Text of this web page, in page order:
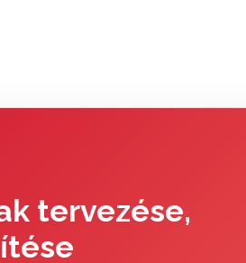
tervezése,